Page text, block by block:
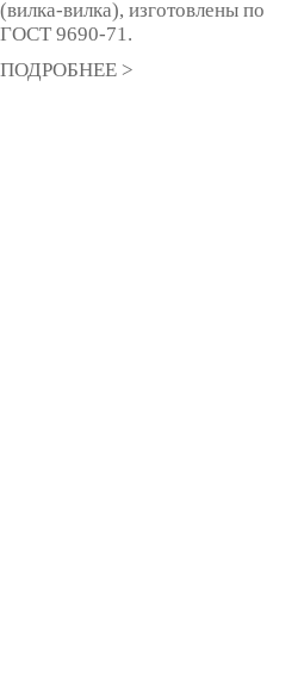
(вилка-вилка), изготовлены по
ГОСТ 9690-71.
ПОДРОБНЕЕ >